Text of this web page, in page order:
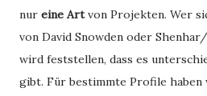
nur eine Artvon Projekten. Wer
von David Snowden oder
wird feststellen, dass es
gibt. Für bestimmte Profile haben